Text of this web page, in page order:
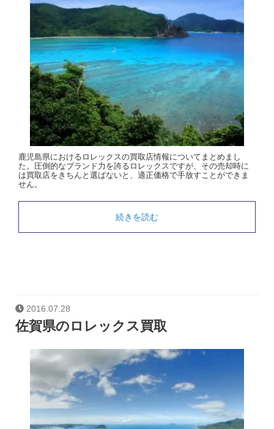
鹿児島県におけるロレックスの買取店情報についてまとめまし
た。圧倒的なブランド力を誇るロレックスですが、その売却時に
は買取店をきちんと選ばないと、適正価格で手放すことができま
せん。
続きを読む
2016.07.28
佐賀県のロレックス買取